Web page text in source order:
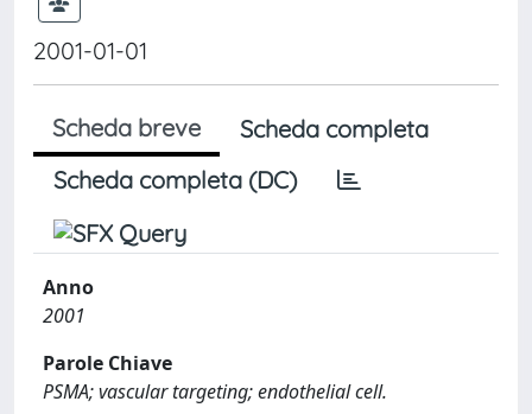
2001-01-01
Scheda breve
Scheda completa
Scheda completa (DC)
Anno
2001
Parole Chiave
PSMA; vascular targeting; endothelial cell.